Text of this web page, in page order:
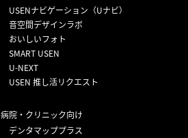
USENナビゲーション（Uナビ）
音空間デザインラボ
おいしいフォト
SMART USEN
U-NEXT
USEN 推し活リクエスト
病院・クリニック向け
デンタマッププラス